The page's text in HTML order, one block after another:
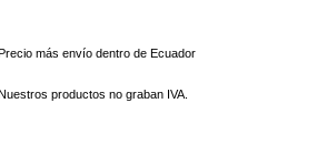
más envío dentro de Ecuador
productos no graban IVA.